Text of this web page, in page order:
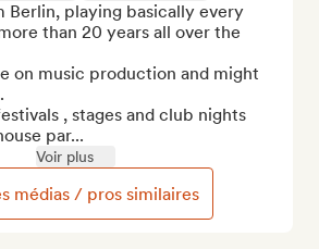
Berlin, playing basically every
than 20 years all over the
on music production and might
, stages and club nights
par...
Voir plus
médias / pros similaires